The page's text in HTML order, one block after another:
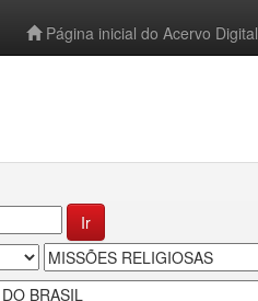
Página inicial do Acervo Digital